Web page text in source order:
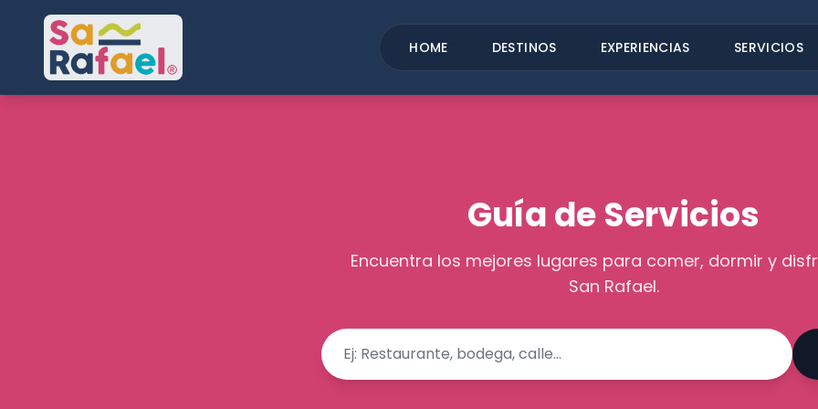
HOME DESTINOS EXPERIENCIAS SERVICIOS
Guía de Servicios
Encuentra los mejores lugares para comer, dormir y
San Rafael.